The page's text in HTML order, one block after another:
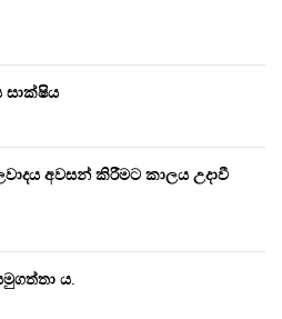
සාක්ෂිය
අවසන් කිරීමට කාලය උදාවී
ය.